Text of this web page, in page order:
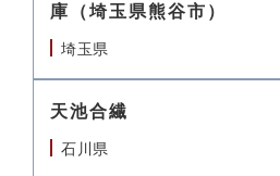
庫（埼玉県熊谷市）
埼玉県
天池合繊
石川県